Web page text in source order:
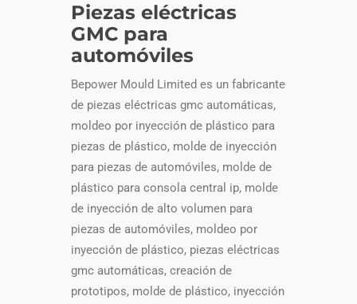
Piezas eléctricas
GMC para
automóviles
Bepower Mould Limited es un fabricante
de piezas eléctricas gmc automáticas,
moldeo por inyección de plástico para
piezas de plástico, molde de inyección
para piezas de automóviles, molde de
plástico para consola central ip, molde
de inyección de alto volumen para
piezas de automóviles, moldeo por
inyección de plástico, piezas eléctricas
gmc automáticas, creación de
prototipos, molde de plástico, inyección